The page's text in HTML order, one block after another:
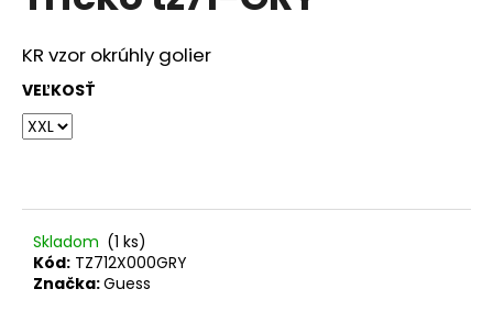
z
5
hviezdičiek.
KR vzor okrúhly golier
VEĽKOSŤ
Skladom (1 ks)
Kód: TZ712X000GRY
Značka:Guess
j
s
ť
?